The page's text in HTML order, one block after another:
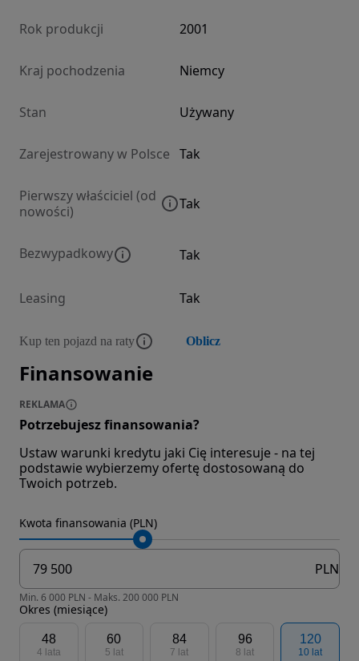
Rok produkcji 2001
Kraj pochodzenia Niemcy
Stan Używany
Zarejestrowany w Polsce Tak
Pierwszy właściciel (od
nowości)
Tak
Bezwypadkowy Tak
Leasing Tak
Kup ten pojazd na raty Oblicz
Finansowanie
REKLAMA
Potrzebujesz finansowania?
Ustaw warunki kredytu jaki Cię interesuje - na tej
podstawie wybierzemy ofertę dostosowaną do
Twoich potrzeb.
Kwota finansowania (PLN)
PLN
Min. 6 000 PLN - Maks. 200 000 PLN
Okres (miesiące)
48
4 lata
60
5 lat
84
7 lat
96
8 lat
120
10 lat